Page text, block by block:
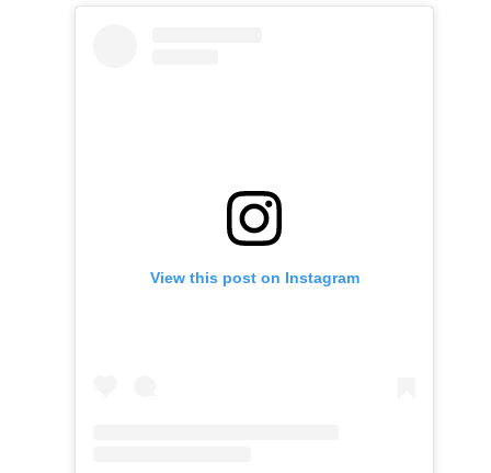
View this post on Instagram